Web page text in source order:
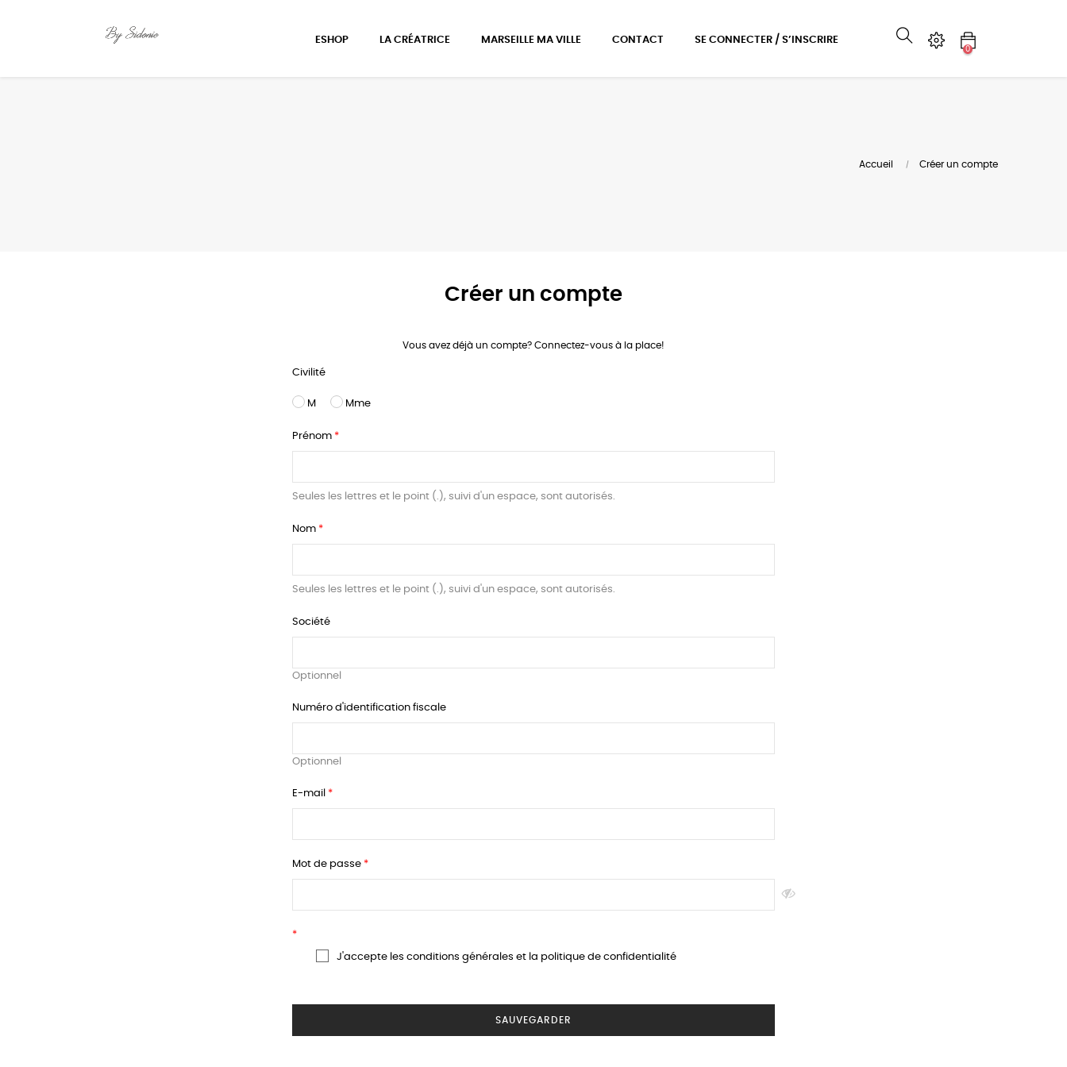
ESHOP LA CRÉATRICE MARSEILLE MA VILLE CONTACT SE CONNECTER / S’INSCRIRE
0
Accueil Créer un compte
Créer un compte
Vous avez déjà un compte? Connectez-vous à la place!
Civilité
M Mme
Prénom
Seules les lettres et le point (.), suivi d'un espace, sont autorisés.
Nom
Seules les lettres et le point (.), suivi d'un espace, sont autorisés.
Société
Optionnel
Numéro d'identification fiscale
Optionnel
E-mail
Mot de passe
J'accepte les conditions générales et la politique de confidentialité
SAUVEGARDER